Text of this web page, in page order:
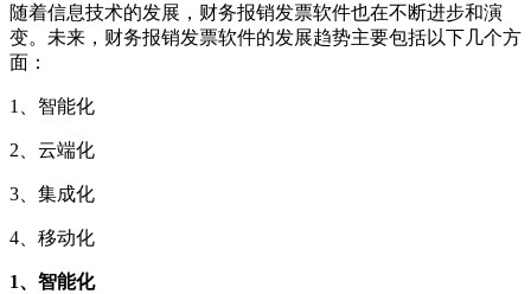
随着信息技术的发展，财务报销发票软件也在不断进步和演
变。未来，财务报销发票软件的发展趋势主要包括以下几个方
面：
1、智能化
2、云端化
3、集成化
4、移动化
1、智能化